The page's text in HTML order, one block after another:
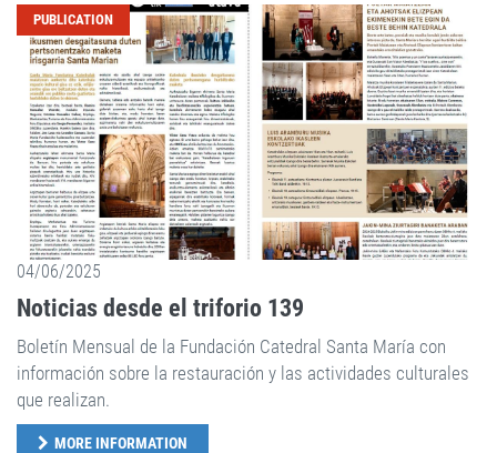
PUBLICATION
04/06/2025
Noticias desde el triforio 139
Boletín Mensual de la Fundación Catedral Santa María con
información sobre la restauración y las actividades culturales
que realizan.
MORE INFORMATION